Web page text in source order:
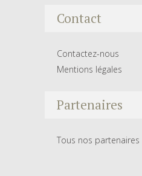
Contact
Contactez-nous
Mentions légales
Partenaires
Tous nos partenaires